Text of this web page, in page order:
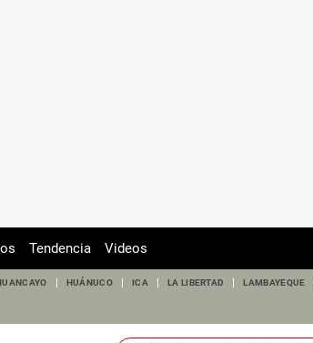
Tendencia Videos
HUÁNUCO ICA LA LIBERTAD LAMBAYEQUE